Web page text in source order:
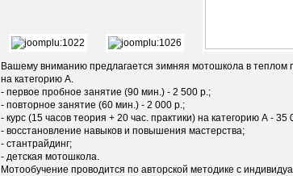
Вашему вниманию предлагается зимняя мотошкола в
на категорию А.
- первое пробное занятие (90 мин.) - 2 500 р.;
- повторное занятие (60 мин.) - 2 000 р.;
- курс (15 часов теория + 20 час. практики) на категорию А - 35
- восстановление навыков и повышения мастерства;
- стантрайдинг;
- детская мотошкола.
Мотообучение проводится по авторской методике с